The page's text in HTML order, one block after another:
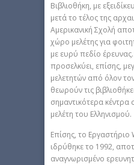
Βιβλιοθήκη, με
μετά το τέλος της
Αμερικανική Σχολή
χώρο μελέτης για
με ευρύ πεδίο
προσελκύει, επίσης,
μελετητών από όλον
θεωρούν τις
σημαντικότερα κέντρα
μελέτη του Ελληνισμού.
Επίσης, το Εργαστήριο
ιδρύθηκε το 1992,
αναγνωρισμένο